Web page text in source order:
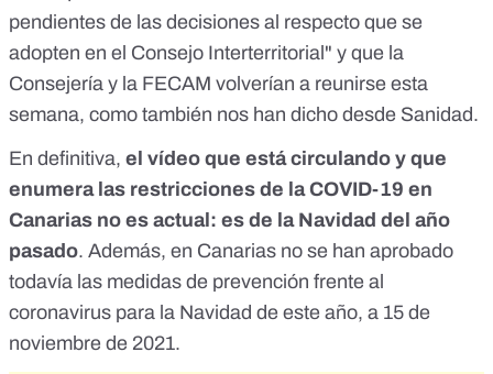
pendientes de las decisiones al respecto que se
adopten en el Consejo Interterritorial" y que la
Consejería y la FECAM volverían a reunirse esta
semana, como también nos han dicho desde Sanidad.
En definitiva, el vídeo que está circulando y que
enumera las restricciones de la COVID-19 en
Canarias no es actual: es de la Navidad del año
pasado. Además, en Canarias no se han aprobado
todavía las medidas de prevención frente al
coronavirus para la Navidad de este año, a 15 de
noviembre de 2021.